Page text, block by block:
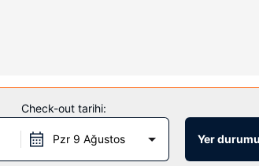
ürünleri ve saç kurutma makinesi vardır.
9 arasında yapılmaktadır.
Check-out tarihi:
Pzr 9 Ağustos Yer